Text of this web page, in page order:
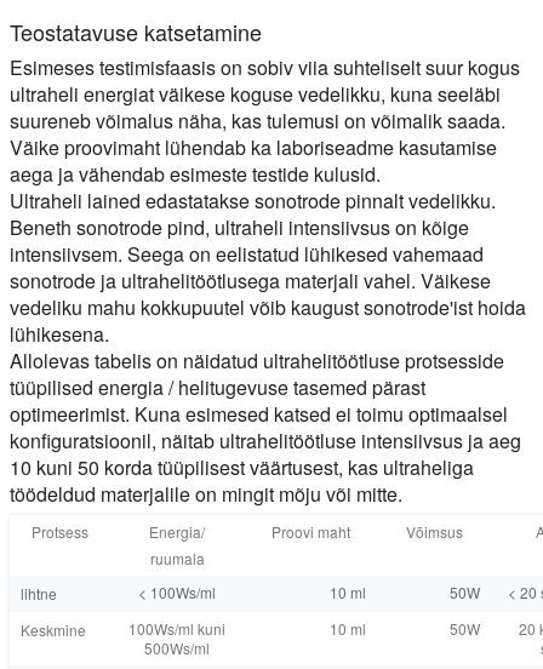
Teostatavuse katsetamine
Esimeses testimisfaasis on sobiv viia suhteliselt suur kogus
ultraheli energiat väikese koguse vedelikku, kuna seeläbi
suureneb võimalus näha, kas tulemusi on võimalik saada.
Väike proovimaht lühendab ka laboriseadme kasutamise
aega ja vähendab esimeste testide kulusid.
Ultraheli lained edastatakse sonotrode pinnalt vedelikku.
Beneth sonotrode pind, ultraheli intensiivsus on kõige
intensiivsem. Seega on eelistatud lühikesed vahemaad
sonotrode ja ultrahelitöötlusega materjali vahel. Väikese
vedeliku mahu kokkupuutel võib kaugust sonotrode'ist hoida
lühikesena.
Allolevas tabelis on näidatud ultrahelitöötluse protsesside
tüüpilised energia / helitugevuse tasemed pärast
optimeerimist. Kuna esimesed katsed ei toimu optimaalsel
konfiguratsioonil, näitab ultrahelitöötluse intensiivsus ja aeg
10 kuni 50 korda tüüpilisest väärtusest, kas ultraheliga
töödeldud materjalile on mingit mõju või mitte.
Protsess
Energia/
ruumala
Proovi maht Võimsus
lihtne < 100Ws/ml 10 ml 50W
< 20
Keskmine
100Ws/ml kuni
500Ws/ml
10 ml 50W
20